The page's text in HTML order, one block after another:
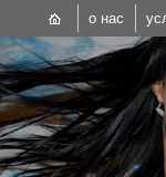
о нас